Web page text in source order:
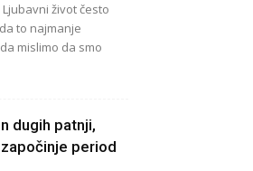
život često
to najmanje
mislimo da smo
dugih patnji,
period